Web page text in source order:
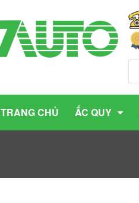
TRANG CHỦ ẮC QUY